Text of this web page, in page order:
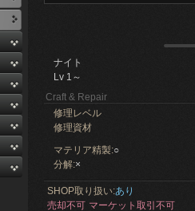
ナイト
Lv 1～
Craft & Repair
修理レベル
修理資材
マテリア精製:○
分解:×
SHOP取り扱い:あり
売却不可 マーケット取引不可